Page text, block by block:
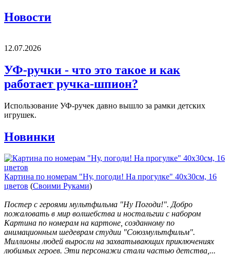
Новости
12.07.2026
УФ-ручки - что это такое и как
работает ручка-шпион?
Использование УФ-ручек давно вышло за рамки детских
игрушек.
Новинки
Картина по номерам "Ну, погоди! На прогулке" 40х30см, 16
цветов (Своими Руками)
Постер с героями мультфильма "Ну Погоди!". Добро
пожаловать в мир волшебства и ностальгии с набором
Картина по номерам на картоне, созданному по
анимационным шедеврам студии "Союзмультфильм".
Миллионы людей выросли на захватывающих приключениях
любимых героев. Эти персонажи стали частью детства,...